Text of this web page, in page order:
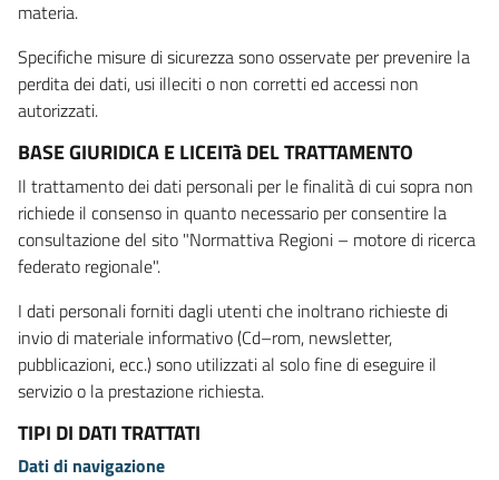
materia.
Specifiche misure di sicurezza sono osservate per prevenire la
perdita dei dati, usi illeciti o non corretti ed accessi non
autorizzati.
BASE GIURIDICA E LICEITà DEL TRATTAMENTO
Il trattamento dei dati personali per le finalità di cui sopra non
richiede il consenso in quanto necessario per consentire la
consultazione del sito "Normattiva Regioni – motore di ricerca
federato regionale".
I dati personali forniti dagli utenti che inoltrano richieste di
invio di materiale informativo (Cd–rom, newsletter,
pubblicazioni, ecc.) sono utilizzati al solo fine di eseguire il
servizio o la prestazione richiesta.
TIPI DI DATI TRATTATI
Dati di navigazione